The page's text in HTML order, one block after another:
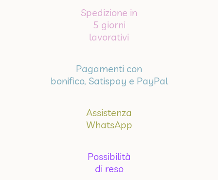
Spedizione in
5 giorni
lavorativi
Pagamenti con
bonifico, Satispay e PayPal
Assistenza
WhatsApp
Possibilità
di reso